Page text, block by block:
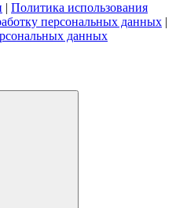
| Политика использования
персональных данных |
данных